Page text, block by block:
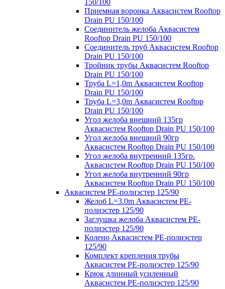
150/100
Приемная воронка Аквасистем Rooftop
Drain PU 150/100
Соединитель желоба Аквасистем
Rooftop Drain PU 150/100
Соединитель труб Аквасистем Rooftop
Drain PU 150/100
Тройник трубы Аквасистем Rooftop
Drain PU 150/100
Труба L=1,0m Аквасистем Rooftop
Drain PU 150/100
Труба L=3,0m Аквасистем Rooftop
Drain PU 150/100
Угол желоба внешний 135гр
Аквасистем Rooftop Drain PU 150/100
Угол желоба внешний 90гр
Аквасистем Rooftop Drain PU 150/100
Угол желоба внутренний 135гр.
Аквасистем Rooftop Drain PU 150/100
Угол желоба внутренний 90гр
Аквасистем Rooftop Drain PU 150/100
Аквасистем PE-полиэстер 125/90
Желоб L=3.0m Аквасистем PE-
полиэстер 125/90
Заглушка желоба Аквасистем PE-
полиэстер 125/90
Колено Аквасистем PE-полиэстер
125/90
Комплект крепления трубы
Аквасистем PE-полиэстер 125/90
Крюк длинный усиленный
Аквасистем PE-полиэстер 125/90